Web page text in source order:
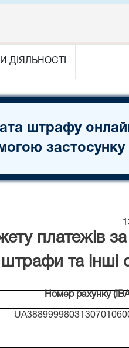
ДІЯЛЬНОСТІ
штрафу
застосунку
платежів
та інші
Номер рахунку